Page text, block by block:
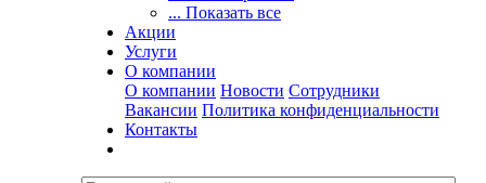
... Показать все
Акции
Услуги
О компании
О компании Новости Сотрудники
Вакансии Политика конфиденциальности
Контакты